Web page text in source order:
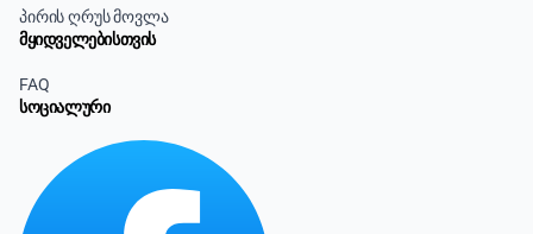
პირის ღრუს მოვლა
მყიდველებისთვის
FAQ
სოციალური